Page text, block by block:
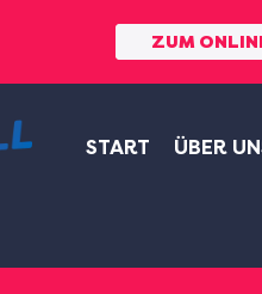
ZUM
START ÜBER